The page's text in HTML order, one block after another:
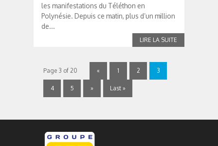
les manifestations du Téléthon en
Polynésie. Depuis ce matin, plus d’un million
de...
Page 3 of 20 « 1 2 3
4 5 » Last »